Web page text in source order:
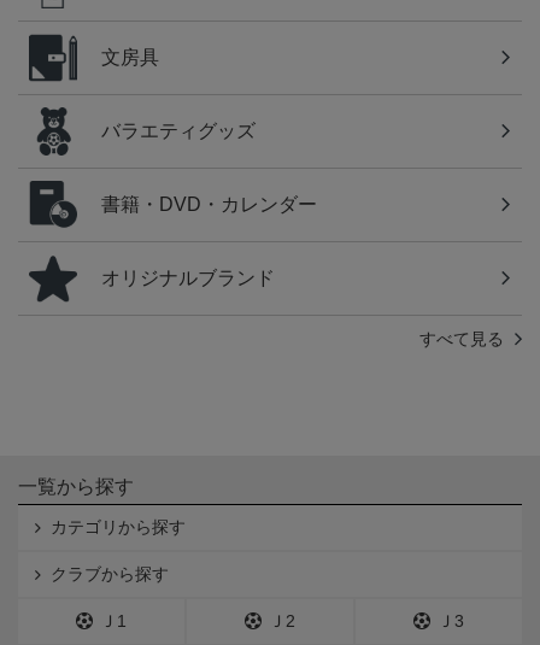
文房具
バラエティグッズ
書籍・DVD・カレンダー
オリジナルブランド
すべて見る
一覧から探す
カテゴリから探す
クラブから探す
Ｊ1 Ｊ2 Ｊ3